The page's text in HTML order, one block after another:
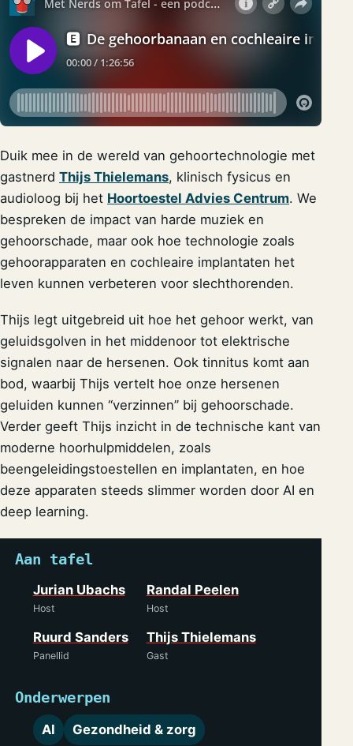
Duik mee in de wereld van gehoortechnologie met
gastnerd Thijs Thielemans, klinisch fysicus en
audioloog bij het Hoortoestel Advies Centrum. We
bespreken de impact van harde muziek en
gehoorschade, maar ook hoe technologie zoals
gehoorapparaten en cochleaire implantaten het
leven kunnen verbeteren voor slechthorenden.
Thijs legt uitgebreid uit hoe het gehoor werkt, van
geluidsgolven in het middenoor tot elektrische
signalen naar de hersenen. Ook tinnitus komt aan
bod, waarbij Thijs vertelt hoe onze hersenen
geluiden kunnen “verzinnen” bij gehoorschade.
Verder geeft Thijs inzicht in de technische kant van
moderne hoorhulpmiddelen, zoals
beengeleidingstoestellen en implantaten, en hoe
deze apparaten steeds slimmer worden door AI en
deep learning.
Aan tafel
Jurian Ubachs
Host
Randal Peelen
Host
Ruurd Sanders
Panellid
Thijs Thielemans
Gast
Onderwerpen
AI Gezondheid & zorg